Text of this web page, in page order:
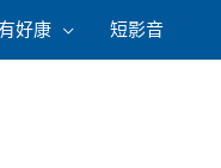
好康 短影音